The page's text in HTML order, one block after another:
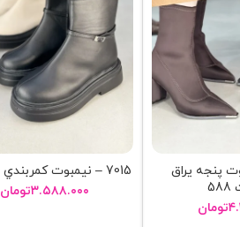
پنجه يراق
تومان
7015 – نيمبوت کمربندي ريز7015
۳.۵۸۸.۰۰۰تومان